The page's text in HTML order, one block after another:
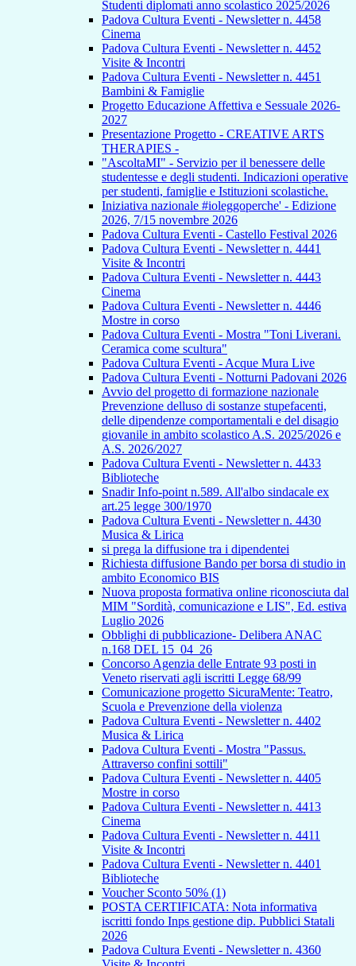
Studenti diplomati anno scolastico 2025/2026
Padova Cultura Eventi - Newsletter n. 4458
Cinema
Padova Cultura Eventi - Newsletter n. 4452
Visite & Incontri
Padova Cultura Eventi - Newsletter n. 4451
Bambini & Famiglie
Progetto Educazione Affettiva e Sessuale 2026-
2027
Presentazione Progetto - CREATIVE ARTS
THERAPIES -
"AscoltaMI" - Servizio per il benessere delle
studentesse e degli studenti. Indicazioni operative
per studenti, famiglie e Istituzioni scolastiche.
Iniziativa nazionale #ioleggoperche' - Edizione
2026, 7/15 novembre 2026
Padova Cultura Eventi - Castello Festival 2026
Padova Cultura Eventi - Newsletter n. 4441
Visite & Incontri
Padova Cultura Eventi - Newsletter n. 4443
Cinema
Padova Cultura Eventi - Newsletter n. 4446
Mostre in corso
Padova Cultura Eventi - Mostra "Toni Liverani.
Ceramica come scultura"
Padova Cultura Eventi - Acque Mura Live
Padova Cultura Eventi - Notturni Padovani 2026
Avvio del progetto di formazione nazionale
Prevenzione delluso di sostanze stupefacenti,
delle dipendenze comportamentali e del disagio
giovanile in ambito scolastico A.S. 2025/2026 e
A.S. 2026/2027
Padova Cultura Eventi - Newsletter n. 4433
Biblioteche
Snadir Info-point n.589. All'albo sindacale ex
art.25 legge 300/1970
Padova Cultura Eventi - Newsletter n. 4430
Musica & Lirica
si prega la diffusione tra i dipendentei
Richiesta diffusione Bando per borsa di studio in
ambito Economico BIS
Nuova proposta formativa online riconosciuta dal
MIM "Sordità, comunicazione e LIS", Ed. estiva
Luglio 2026
Obblighi di pubblicazione- Delibera ANAC
n.168 DEL 15_04_26
Concorso Agenzia delle Entrate 93 posti in
Veneto riservati agli iscritti Legge 68/99
Comunicazione progetto SicuraMente: Teatro,
Scuola e Prevenzione della violenza
Padova Cultura Eventi - Newsletter n. 4402
Musica & Lirica
Padova Cultura Eventi - Mostra "Passus.
Attraverso confini sottili"
Padova Cultura Eventi - Newsletter n. 4405
Mostre in corso
Padova Cultura Eventi - Newsletter n. 4413
Cinema
Padova Cultura Eventi - Newsletter n. 4411
Visite & Incontri
Padova Cultura Eventi - Newsletter n. 4401
Biblioteche
Voucher Sconto 50% (1)
POSTA CERTIFICATA: Nota informativa
iscritti fondo Inps gestione dip. Pubblici Statali
2026
Padova Cultura Eventi - Newsletter n. 4360